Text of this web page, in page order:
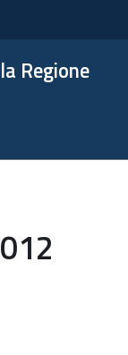
Regione